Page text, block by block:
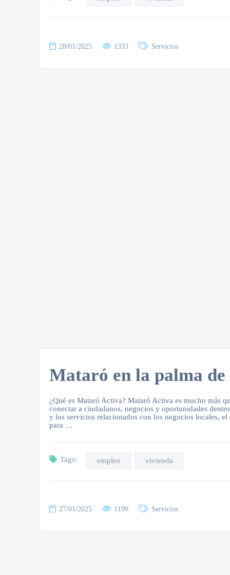
28/01/2025 1333 Servicios
Mataró en la palma de
¿Qué es Mataró Activa? Mataró Activa es mucho más
conectar a ciudadanos, negocios y oportunidades
y los servicios relacionados con los negocios locales,
para …
Tags: empleo vivienda
27/01/2025 1199 Servicios